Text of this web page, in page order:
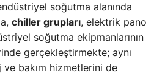
soğutma alanında
chiller grupları, elektrik pano
soğutma ekipmanlarının
gerçekleştirmekte; aynı
ve bakım hizmetlerini de